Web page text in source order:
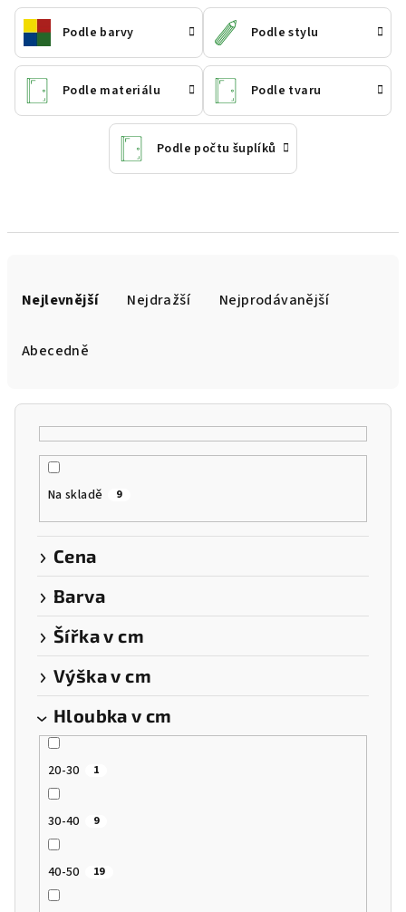
Podle barvy Podle stylu
Podle materiálu Podle tvaru
Podle počtu šuplíků
Nejlevnější Nejdražší Nejprodávanější
Abecedně
Na skladě 9
Cena
Barva
Šířka v cm
Výška v cm
Hloubka v cm
20-30 1
30-40 9
40-50 19